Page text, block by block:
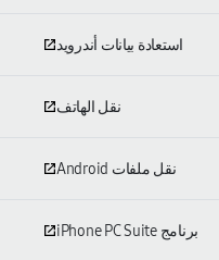
استعادة بيانات أندرويد
نقل الهاتف
نقل ملفات Android